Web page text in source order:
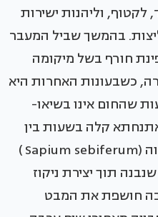
לקטוף, וליהנות ישירות
בהמשך שביל המעבר
חורף בשל מיקומה
כשבעונות האחרות היא
שהחום אינו בשיאו-
קלה בשעות בין
ערביים לצילו של ספיון השעווה (Sapium sebiferum )
תוך יצירת ניקוז
בה חושפת את המבט